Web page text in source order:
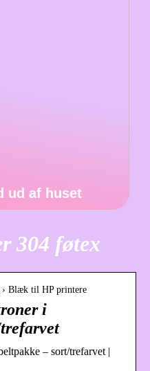
ud af huset
304 føtex
Blæk til HP printere
i
– sort/trefarvet |